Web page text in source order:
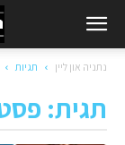
נתניה און ליין תגיות
תגית: